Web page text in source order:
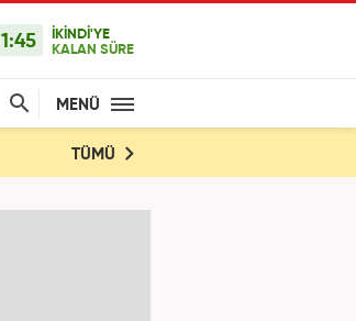
1:45
İKİNDİ'YE
KALAN SÜRE
MENÜ
TÜMÜ